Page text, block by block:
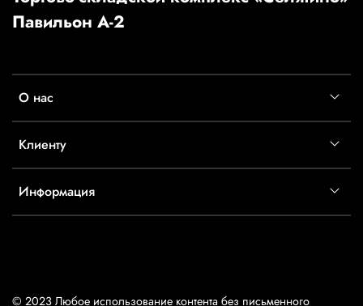
О нас
Клиенту
Информация
Павильон А-2
© 2023 Любое использование контента без письменного